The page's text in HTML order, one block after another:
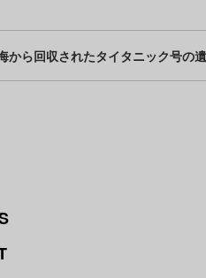
から回収されたタイタニック号の